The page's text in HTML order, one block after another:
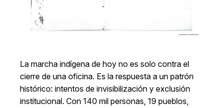
La marcha indígena de hoy no es solo contra el
cierre de una oficina. Es la respuesta a un patrón
histórico: intentos de invisibilización y exclusión
institucional. Con 140 mil personas, 19 pueblos,